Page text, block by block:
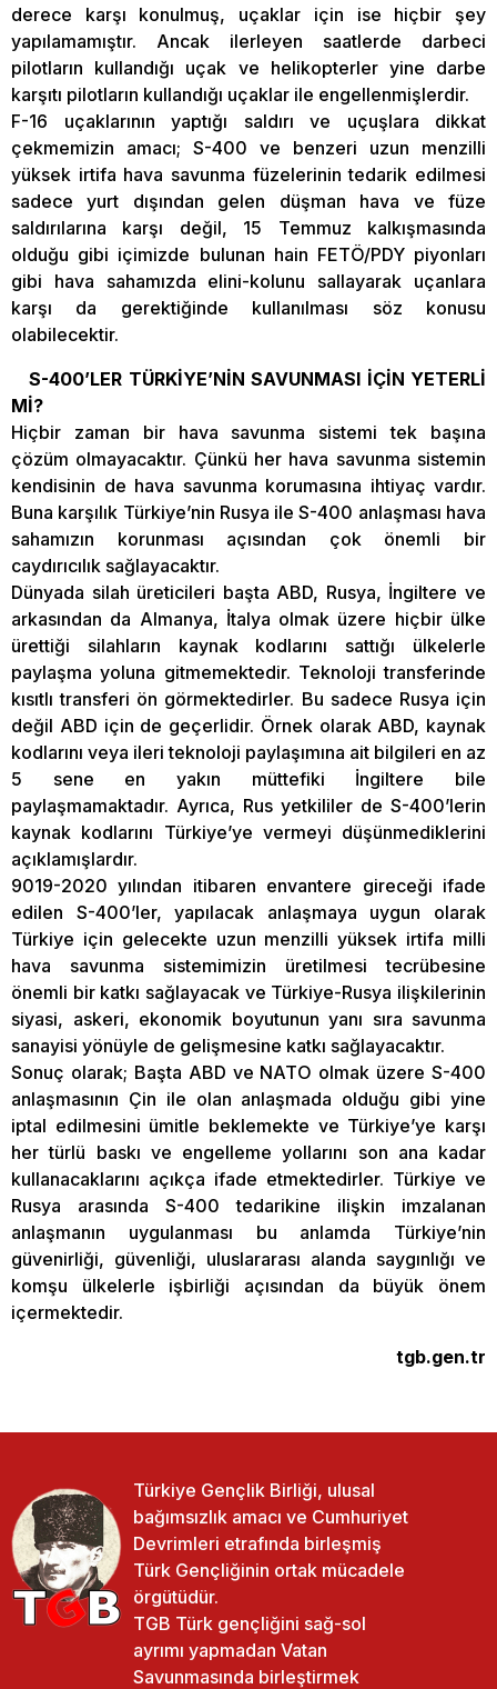
derece karşı konulmuş, uçaklar için ise hiçbir şey
yapılamamıştır. Ancak ilerleyen saatlerde darbeci
pilotların kullandığı uçak ve helikopterler yine darbe
karşıtı pilotların kullandığı uçaklar ile engellenmişlerdir.
F-16 uçaklarının yaptığı saldırı ve uçuşlara dikkat
çekmemizin amacı; S-400 ve benzeri uzun menzilli
yüksek irtifa hava savunma füzelerinin tedarik edilmesi
sadece yurt dışından gelen düşman hava ve füze
saldırılarına karşı değil, 15 Temmuz kalkışmasında
olduğu gibi içimizde bulunan hain FETÖ/PDY piyonları
gibi hava sahamızda elini-kolunu sallayarak uçanlara
karşı da gerektiğinde kullanılması söz konusu
olabilecektir.
S-400’LER TÜRKİYE’NİN SAVUNMASI İÇİN YETERLİ
Mİ?
Hiçbir zaman bir hava savunma sistemi tek başına
çözüm olmayacaktır. Çünkü her hava savunma sistemin
kendisinin de hava savunma korumasına ihtiyaç vardır.
Buna karşılık Türkiye’nin Rusya ile S-400 anlaşması hava
sahamızın korunması açısından çok önemli bir
caydırıcılık sağlayacaktır.
Dünyada silah üreticileri başta ABD, Rusya, İngiltere ve
arkasından da Almanya, İtalya olmak üzere hiçbir ülke
ürettiği silahların kaynak kodlarını sattığı ülkelerle
paylaşma yoluna gitmemektedir. Teknoloji transferinde
kısıtlı transferi ön görmektedirler. Bu sadece Rusya için
değil ABD için de geçerlidir. Örnek olarak ABD, kaynak
kodlarını veya ileri teknoloji paylaşımına ait bilgileri en az
5 sene en yakın müttefiki İngiltere bile
paylaşmamaktadır. Ayrıca, Rus yetkililer de S-400’lerin
kaynak kodlarını Türkiye’ye vermeyi düşünmediklerini
açıklamışlardır.
9019-2020 yılından itibaren envantere gireceği ifade
edilen S-400’ler, yapılacak anlaşmaya uygun olarak
Türkiye için gelecekte uzun menzilli yüksek irtifa milli
hava savunma sistemimizin üretilmesi tecrübesine
önemli bir katkı sağlayacak ve Türkiye-Rusya ilişkilerinin
siyasi, askeri, ekonomik boyutunun yanı sıra savunma
sanayisi yönüyle de gelişmesine katkı sağlayacaktır.
Sonuç olarak; Başta ABD ve NATO olmak üzere S-400
anlaşmasının Çin ile olan anlaşmada olduğu gibi yine
iptal edilmesini ümitle beklemekte ve Türkiye’ye karşı
her türlü baskı ve engelleme yollarını son ana kadar
kullanacaklarını açıkça ifade etmektedirler. Türkiye ve
Rusya arasında S-400 tedarikine ilişkin imzalanan
anlaşmanın uygulanması bu anlamda Türkiye’nin
güvenirliği, güvenliği, uluslararası alanda saygınlığı ve
komşu ülkelerle işbirliği açısından da büyük önem
içermektedir.
tgb.gen.tr
Türkiye Gençlik Birliği, ulusal
bağımsızlık amacı ve Cumhuriyet
Devrimleri etrafında birleşmiş
Türk Gençliğinin ortak mücadele
örgütüdür.
TGB Türk gençliğini sağ-sol
ayrımı yapmadan Vatan
Savunmasında birleştirmek